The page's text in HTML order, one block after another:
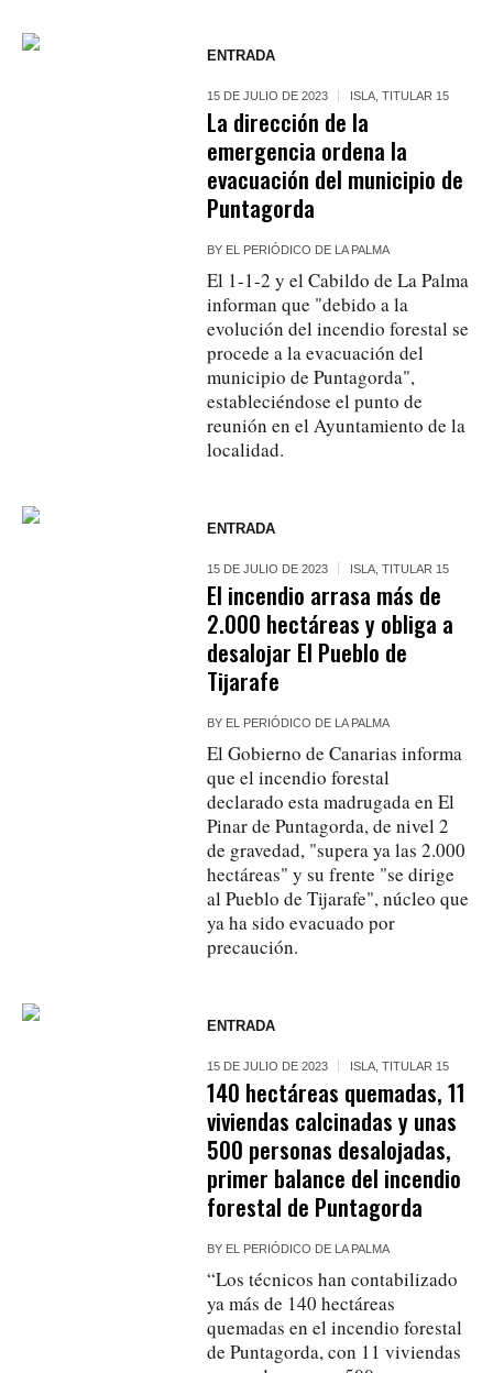
ENTRADA
15 DE JULIO DE 2023 ISLA ,TITULAR 15
La dirección de la
emergencia ordena la
evacuación del municipio de
Puntagorda
BY EL PERIÓDICO DE LA PALMA
El 1-1-2 y el Cabildo de La Palma
informan que "debido a la
evolución del incendio forestal se
procede a la evacuación del
municipio de Puntagorda",
estableciéndose el punto de
reunión en el Ayuntamiento de la
localidad.
ENTRADA
15 DE JULIO DE 2023 ISLA ,TITULAR 15
El incendio arrasa más de
2.000 hectáreas y obliga a
desalojar El Pueblo de
Tijarafe
BY EL PERIÓDICO DE LA PALMA
El Gobierno de Canarias informa
que el incendio forestal
declarado esta madrugada en El
Pinar de Puntagorda, de nivel 2
de gravedad, "supera ya las 2.000
hectáreas" y su frente "se dirige
al Pueblo de Tijarafe", núcleo que
ya ha sido evacuado por
precaución.
ENTRADA
15 DE JULIO DE 2023 ISLA ,TITULAR 15
140 hectáreas quemadas, 11
viviendas calcinadas y unas
500 personas desalojadas,
primer balance del incendio
forestal de Puntagorda
BY EL PERIÓDICO DE LA PALMA
“Los técnicos han contabilizado
ya más de 140 hectáreas
quemadas en el incendio forestal
de Puntagorda, con 11 viviendas